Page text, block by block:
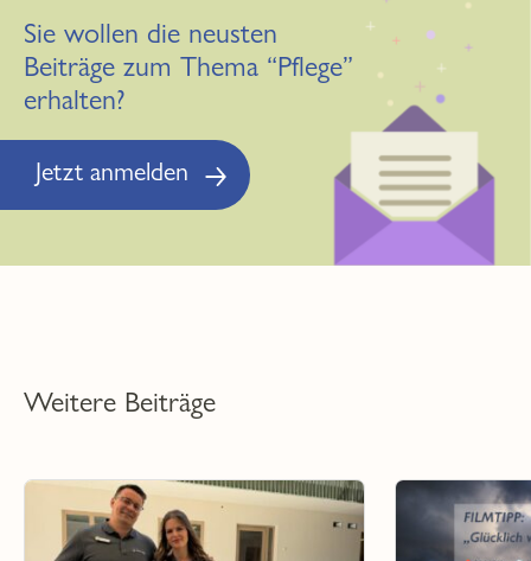
Sie wollen die neusten
Beiträge zum Thema “Pflege”
erhalten?
Jetzt anmelden
Weitere Beiträge